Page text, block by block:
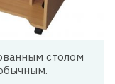
столом